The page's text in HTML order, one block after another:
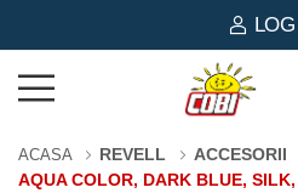
ACASA REVELL ACCESORII
AQUA COLOR, DARK BLUE,